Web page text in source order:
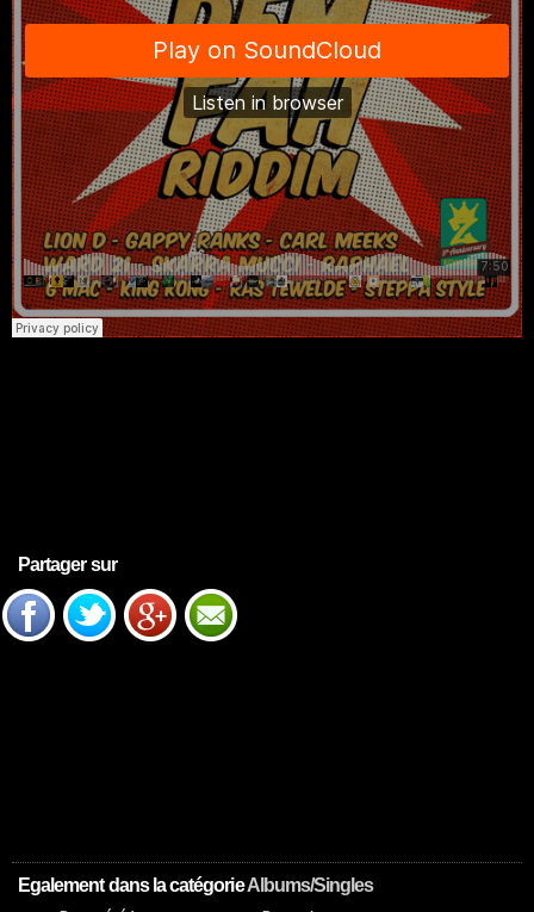
Partager sur
Egalement dans la catégorieAlbums/Singles